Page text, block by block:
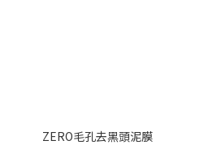
ZERO毛孔去黑頭泥膜